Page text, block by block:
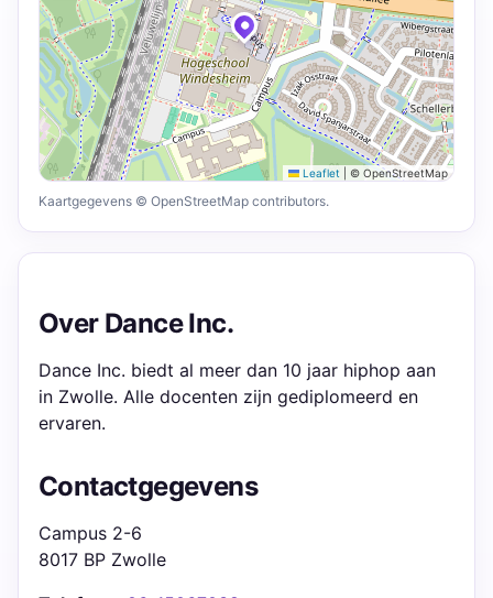
Leaflet © OpenStreetMap
Kaartgegevens © OpenStreetMap contributors.
Over Dance Inc.
Dance Inc. biedt al meer dan 10 jaar hiphop aan
in Zwolle. Alle docenten zijn gediplomeerd en
ervaren.
Contactgegevens
Campus 2-6
8017 BP Zwolle